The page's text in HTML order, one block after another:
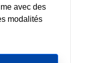
avec des
modalités